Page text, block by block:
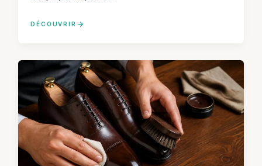
DÉCOUVRIR